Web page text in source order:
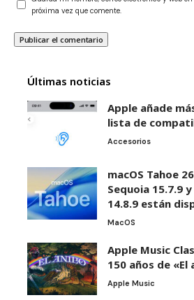
próxima vez que comente.
Últimas noticias
Apple añade
lista de
Accesorios
macOS Tahoe
Sequoia 15.7.9
14.8.9 están
MacOS
Apple Music
150 años de
Apple Music